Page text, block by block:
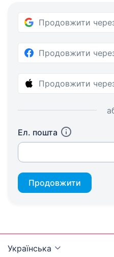
Продовжити
Продовжити
Продовжити
Ел. пошта
Продовжити
Українська